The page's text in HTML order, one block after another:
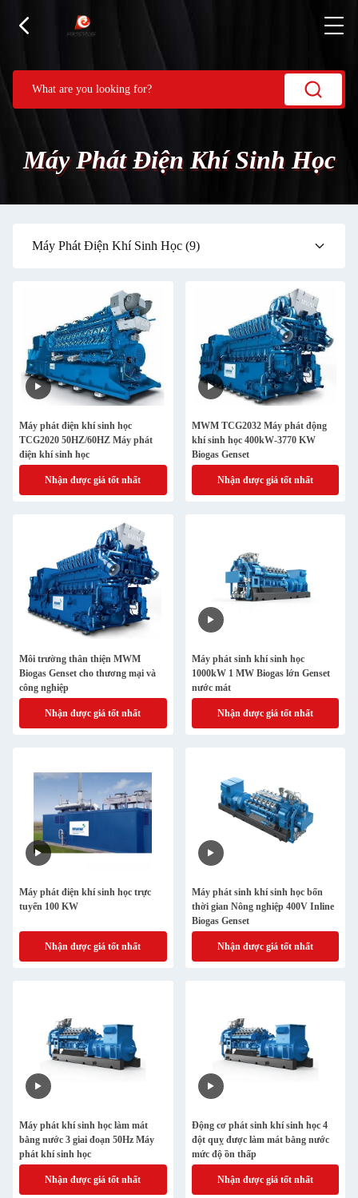
Máy Phát Điện Khí Sinh Học
Máy Phát Điện Khí Sinh Học (9)
Máy phát điện khí sinh học
TCG2020 50HZ/60HZ Máy phát
điện khí sinh học
Nhận được giá tốt nhất
MWM TCG2032 Máy phát động
khí sinh học 400kW-3770 KW
Biogas Genset
Nhận được giá tốt nhất
Môi trường thân thiện MWM
Biogas Genset cho thương mại và
công nghiệp
Nhận được giá tốt nhất
Máy phát sinh khí sinh học
1000kW 1 MW Biogas lớn Genset
nước mát
Nhận được giá tốt nhất
Máy phát điện khí sinh học trực
tuyến 100 KW
Nhận được giá tốt nhất
Máy phát sinh khí sinh học bốn
thời gian Nông nghiệp 400V Inline
Biogas Genset
Nhận được giá tốt nhất
Máy phát khí sinh học làm mát
bằng nước 3 giai đoạn 50Hz Máy
phát khí sinh học
Nhận được giá tốt nhất
Động cơ phát sinh khí sinh học 4
đột quỵ được làm mát bằng nước
mức độ ồn thấp
Nhận được giá tốt nhất